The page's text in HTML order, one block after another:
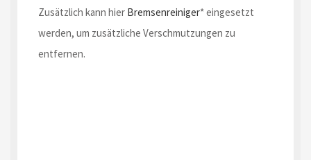
Zusätzlich kann hier Bremsenreiniger* eingesetzt
werden, um zusätzliche Verschmutzungen zu
entfernen.